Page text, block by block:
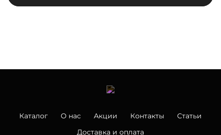
Каталог О нас Акции Контакты
Статьи
Доставка и оплата